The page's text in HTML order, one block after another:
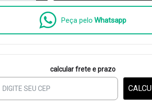
Peça pelo Whatsapp
calcular frete e prazo